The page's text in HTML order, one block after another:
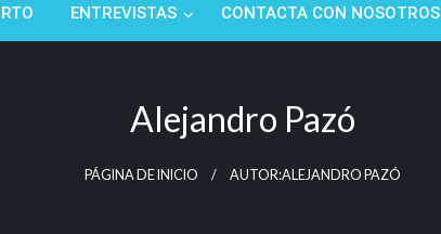
ENTREVISTAS CONTACTA CON NOSOTROS
Alejandro Pazó
PÁGINA DE INICIO AUTOR:ALEJANDRO PAZÓ